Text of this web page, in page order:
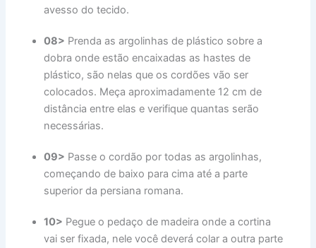
avesso do tecido.
08> Prenda as argolinhas de plástico sobre a
dobra onde estão encaixadas as hastes de
plástico, são nelas que os cordões vão ser
colocados. Meça aproximadamente 12 cm de
distância entre elas e verifique quantas serão
necessárias.
09> Passe o cordão por todas as argolinhas,
começando de baixo para cima até a parte
superior da persiana romana.
10> Pegue o pedaço de madeira onde a cortina
vai ser fixada, nele você deverá colar a outra parte